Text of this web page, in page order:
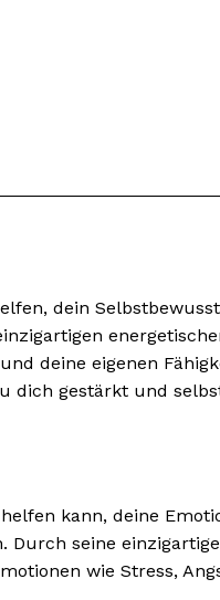
dein
deine eigenen
dich gestärkt und
kann, deine
seine
wie Stress,